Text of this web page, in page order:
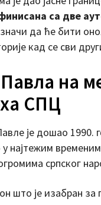
са две
да ће бити
кад се сви
на
СПЦ
је дошао 1990.
у најтежим
српског
што је изабран за